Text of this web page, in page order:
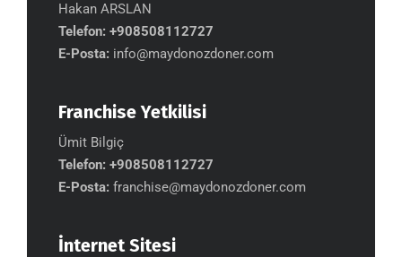
Hakan ARSLAN
Telefon: +908508112727
E-Posta: info@maydonozdoner.com
Franchise Yetkilisi
Ümit Bilgiç
Telefon: +908508112727
E-Posta: franchise@maydonozdoner.com
İnternet Sitesi